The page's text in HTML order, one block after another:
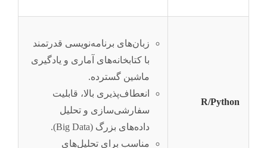
R/Python
زبان‌های برنامه‌نویسی قدرتمند
با کتابخانه‌های آماری و یادگیری
ماشین گسترده.
انعطاف‌پذیری بالا، قابلیت
سفارشی‌سازی و تحلیل
داده‌های بزرگ (Big Data).
مناسب برای تحلیل‌های